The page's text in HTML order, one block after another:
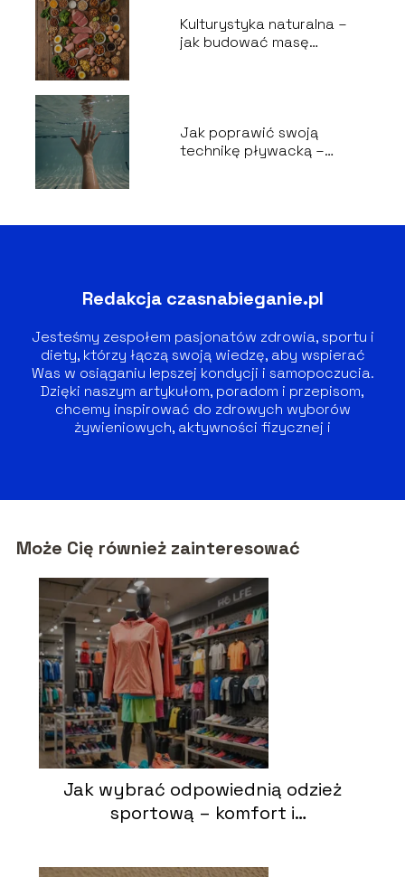
Kulturystyka naturalna –
jak budować masę
Jak poprawić swoją
technikę pływacką –
Redakcja czasnabieganie.pl
Jesteśmy zespołem pasjonatów zdrowia, sportu i
diety, którzy łączą swoją wiedzę, aby wspierać
Was w osiąganiu lepszej kondycji i samopoczucia.
Dzięki naszym artykułom, poradom i przepisom,
chcemy inspirować do zdrowych wyborów
żywieniowych, aktywności fizycznej i
Może Cię również zainteresować
Jak wybrać odpowiednią odzież
sportową – komfort i